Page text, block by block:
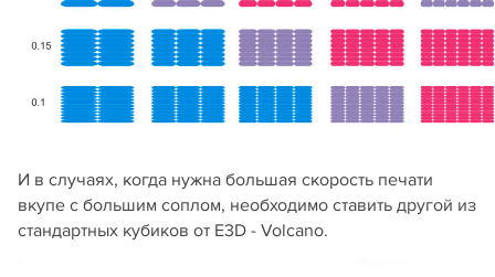
И в случаях, когда нужна большая скорость печати
вкупе с большим соплом, необходимо ставить другой из
стандартных кубиков от Е3D - Volcano.